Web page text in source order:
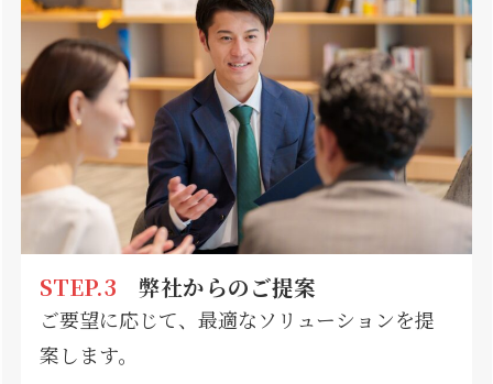
STEP.3 弊社からのご提案
ご要望に応じて、最適なソリューションを提
案します。